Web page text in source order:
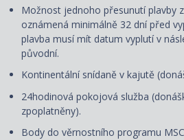
Možnost jednoho přesunutí plavby
oznámená minimálně 32 dní před
plavba musí mít datum vyplutí v
původní.
Kontinentální snídaně v kajutě
24hodinová pokojová služba
zpoplatněny).
Body do věrnostního programu